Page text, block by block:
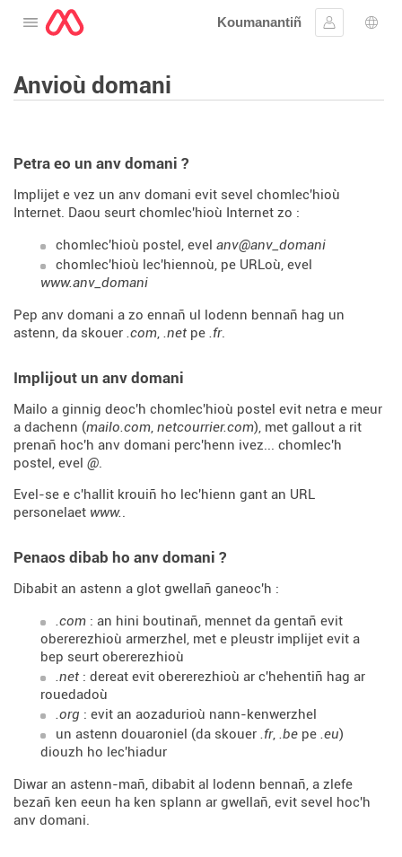
Digeriñ al lañser
Koumanantiñ
Kevreañ
Anvioù domani
Petra eo un anv domani ?
Implijet e vez un anv domani evit sevel chomlec'hioù
Internet. Daou seurt chomlec'hioù Internet zo :
chomlec'hioù postel, evel anv@anv_domani
chomlec'hioù lec'hiennoù, pe URLoù, evel
www.anv_domani
Pep anv domani a zo ennañ ul lodenn bennañ hag un
astenn, da skouer .com, .net pe .fr.
Implijout un anv domani
Mailo a ginnig deoc'h chomlec'hioù postel evit netra e meur
a dachenn (mailo.com, netcourrier.com), met gallout a rit
prenañ hoc'h anv domani perc'henn ivez... chomlec'h
postel, evel @.
Evel-se e c'hallit krouiñ ho lec'hienn gant an URL
personelaet www..
Penaos dibab ho anv domani ?
Dibabit an astenn a glot gwellañ ganeoc'h :
.com : an hini boutinañ, mennet da gentañ evit
obererezhioù armerzhel, met e pleustr implijet evit a
bep seurt obererezhioù
.net : dereat evit obererezhioù ar c'hehentiñ hag ar
rouedadoù
.org : evit an aozadurioù nann-kenwerzhel
un astenn douaroniel (da skouer .fr, .be pe .eu)
diouzh ho lec'hiadur
Diwar an astenn-mañ, dibabit al lodenn bennañ, a zlefe
bezañ ken eeun ha ken splann ar gwellañ, evit sevel hoc'h
anv domani.